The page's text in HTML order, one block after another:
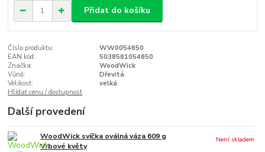
Přidat do košíku
Číslo produktu:
WW0054650
EAN kód:
5038581054650
Značka:
WoodWick
Vůně:
Dřevitá
Velikost:
velká
Hlídat cenu / dostupnost
Další provedení
WoodWick svíčka oválná váza 609 g
Vrbové květy
Není skladem